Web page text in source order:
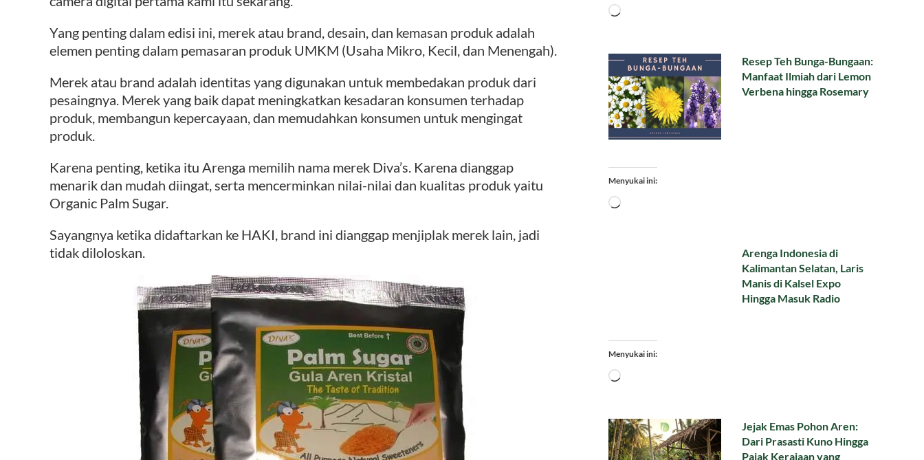
Yang penting dalam edisi ini, merek atau brand, desain, dan kemasan produk adalah
elemen penting dalam pemasaran produk UMKM (Usaha Mikro, Kecil, dan Menengah).
Merek atau brand adalah identitas yang digunakan untuk membedakan produk dari
pesaingnya. Merek yang baik dapat meningkatkan kesadaran konsumen terhadap
produk, membangun kepercayaan, dan memudahkan konsumen untuk mengingat
produk.
Karena penting, ketika itu Arenga memilih nama merek Diva’s. Karena dianggap
menarik dan mudah diingat, serta mencerminkan nilai-nilai dan kualitas produk yaitu
Organic Palm Sugar.
Sayangnya ketika didaftarkan ke HAKI, brand ini dianggap menjiplak merek lain, jadi
tidak diloloskan.
Memuat...
Resep Teh Bunga-Bungaan:
Manfaat Ilmiah dari Lemon
Verbena hingga Rosemary
Menyukai ini:
Memuat...
Arenga Indonesia di
Kalimantan Selatan, Laris
Manis di Kalsel Expo
Hingga Masuk Radio
Menyukai ini:
Memuat...
Jejak Emas Pohon Aren:
Dari Prasasti Kuno Hingga
Pajak Kerajaan yang